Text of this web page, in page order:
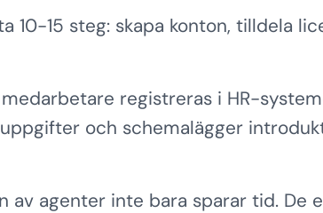
10-15 steg: skapa konton, tilldela
registreras i HR-
och schemalägger
av agenter inte bara sparar tid. De